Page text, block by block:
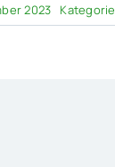
2023